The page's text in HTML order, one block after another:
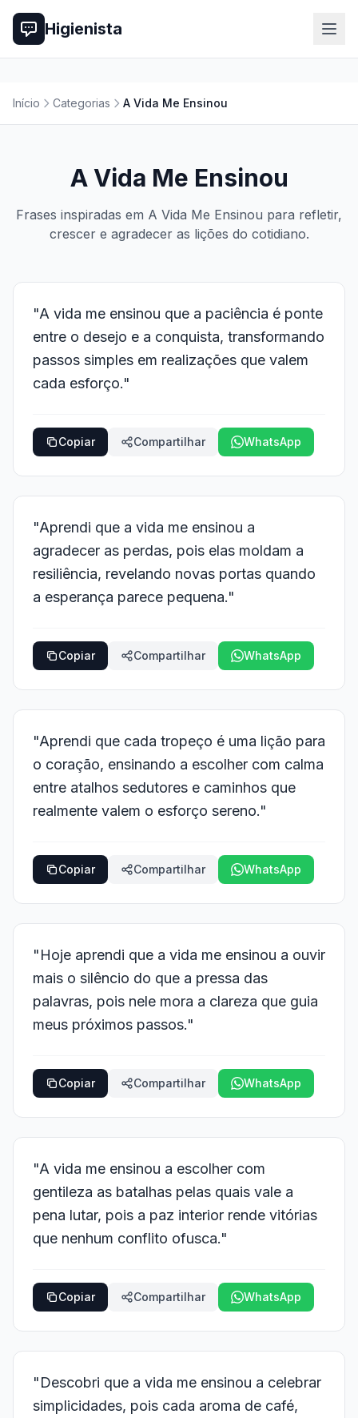
Higienista
Início Categorias A Vida Me Ensinou
A Vida Me Ensinou
Frases inspiradas em A Vida Me Ensinou para refletir,
crescer e agradecer as lições do cotidiano.
"A vida me ensinou que a paciência é ponte
entre o desejo e a conquista, transformando
passos simples em realizações que valem
cada esforço."
Copiar Compartilhar WhatsApp
"Aprendi que a vida me ensinou a
agradecer as perdas, pois elas moldam a
resiliência, revelando novas portas quando
a esperança parece pequena."
Copiar Compartilhar WhatsApp
"Aprendi que cada tropeço é uma lição para
o coração, ensinando a escolher com calma
entre atalhos sedutores e caminhos que
realmente valem o esforço sereno."
Copiar Compartilhar WhatsApp
"Hoje aprendi que a vida me ensinou a ouvir
mais o silêncio do que a pressa das
palavras, pois nele mora a clareza que guia
meus próximos passos."
Copiar Compartilhar WhatsApp
"A vida me ensinou a escolher com
gentileza as batalhas pelas quais vale a
pena lutar, pois a paz interior rende vitórias
que nenhum conflito ofusca."
Copiar Compartilhar WhatsApp
"Descobri que a vida me ensinou a celebrar
simplicidades, pois cada aroma de café,